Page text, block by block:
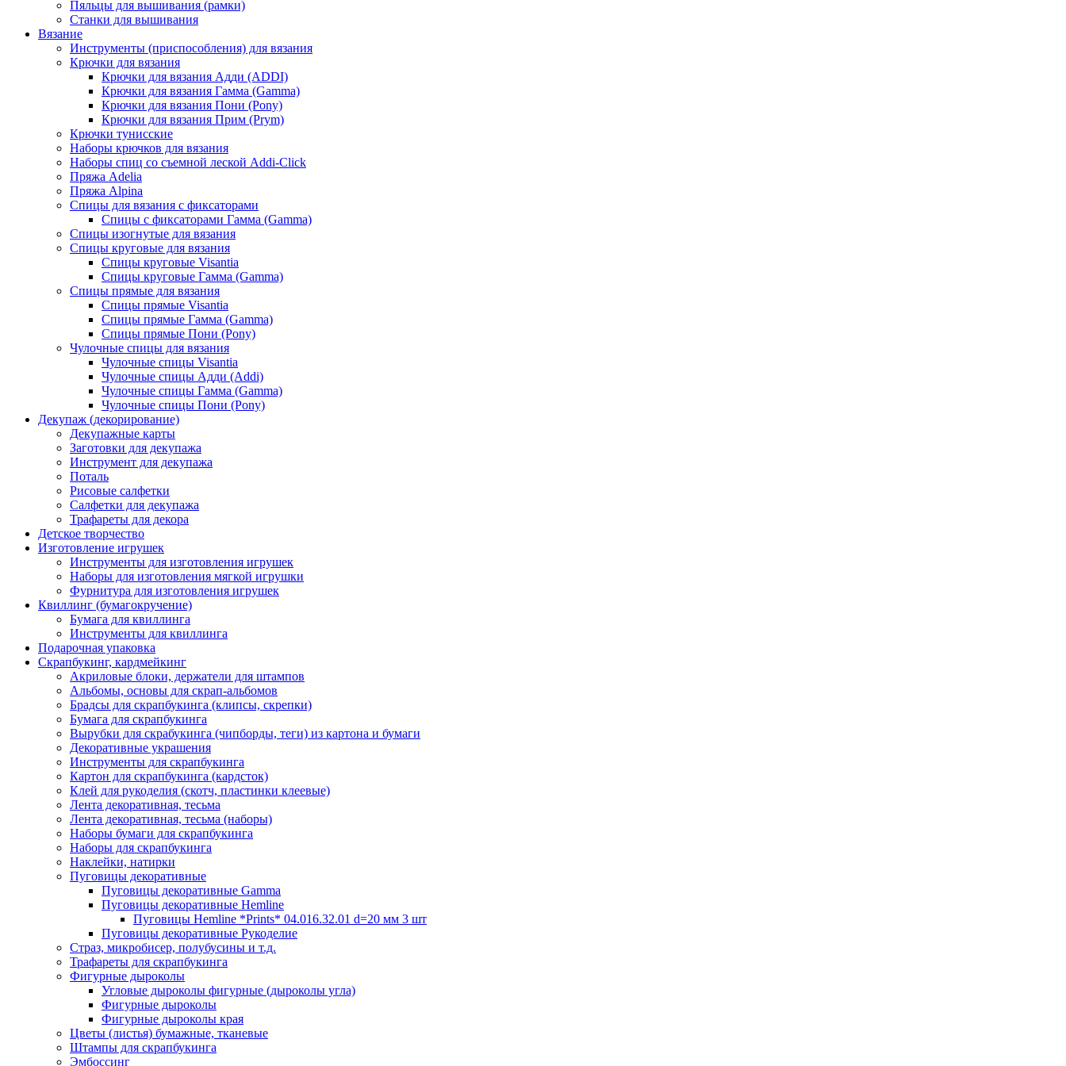
Пяльцы для вышивания (рамки)
Станки для вышивания
Вязание
Инструменты (приспособления) для вязания
Крючки для вязания
Крючки для вязания Адди (ADDI)
Крючки для вязания Гамма (Gamma)
Крючки для вязания Пони (Pony)
Крючки для вязания Прим (Prym)
Крючки тунисские
Наборы крючков для вязания
Наборы спиц со съемной леской Addi-Click
Пряжа Adelia
Пряжа Alpina
Спицы для вязания с фиксаторами
Спицы с фиксаторами Гамма (Gamma)
Спицы изогнутые для вязания
Спицы круговые для вязания
Спицы круговые Visantia
Спицы круговые Гамма (Gamma)
Спицы прямые для вязания
Спицы прямые Visantia
Спицы прямые Гамма (Gamma)
Спицы прямые Пони (Pony)
Чулочные спицы для вязания
Чулочные спицы Visantia
Чулочные спицы Адди (Addi)
Чулочные спицы Гамма (Gamma)
Чулочные спицы Пони (Pony)
Декупаж (декорирование)
Декупажные карты
Заготовки для декупажа
Инструмент для декупажа
Поталь
Рисовые салфетки
Салфетки для декупажа
Трафареты для декора
Детское творчество
Изготовление игрушек
Инструменты для изготовления игрушек
Наборы для изготовления мягкой игрушки
Фурнитура для изготовления игрушек
Квиллинг (бумагокручение)
Бумага для квиллинга
Инструменты для квиллинга
Подарочная упаковка
Скрапбукинг, кардмейкинг
Акриловые блоки, держатели для штампов
Альбомы, основы для скрап-альбомов
Брадсы для скрапбукинга (клипсы, скрепки)
Бумага для скрапбукинга
Вырубки для скрабукинга (чипборды, теги) из картона и бумаги
Декоративные украшения
Инструменты для скрапбукинга
Картон для скрапбукинга (кардсток)
Клей для рукоделия (скотч, пластинки клеевые)
Лента декоративная, тесьма
Лента декоративная, тесьма (наборы)
Наборы бумаги для скрапбукинга
Наборы для скрапбукинга
Наклейки, натирки
Пуговицы декоративные
Пуговицы декоративные Gamma
Пуговицы декоративные Hemline
Пуговицы Hemline *Prints* 04.016.32.01 d=20 мм 3 шт
Пуговицы декоративные Рукоделие
Страз, микробисер, полубусины и т.д.
Трафареты для скрапбукинга
Фигурные дыроколы
Угловые дыроколы фигурные (дыроколы угла)
Фигурные дыроколы
Фигурные дыроколы края
Цветы (листья) бумажные, тканевые
Штампы для скрапбукинга
Эмбоссинг